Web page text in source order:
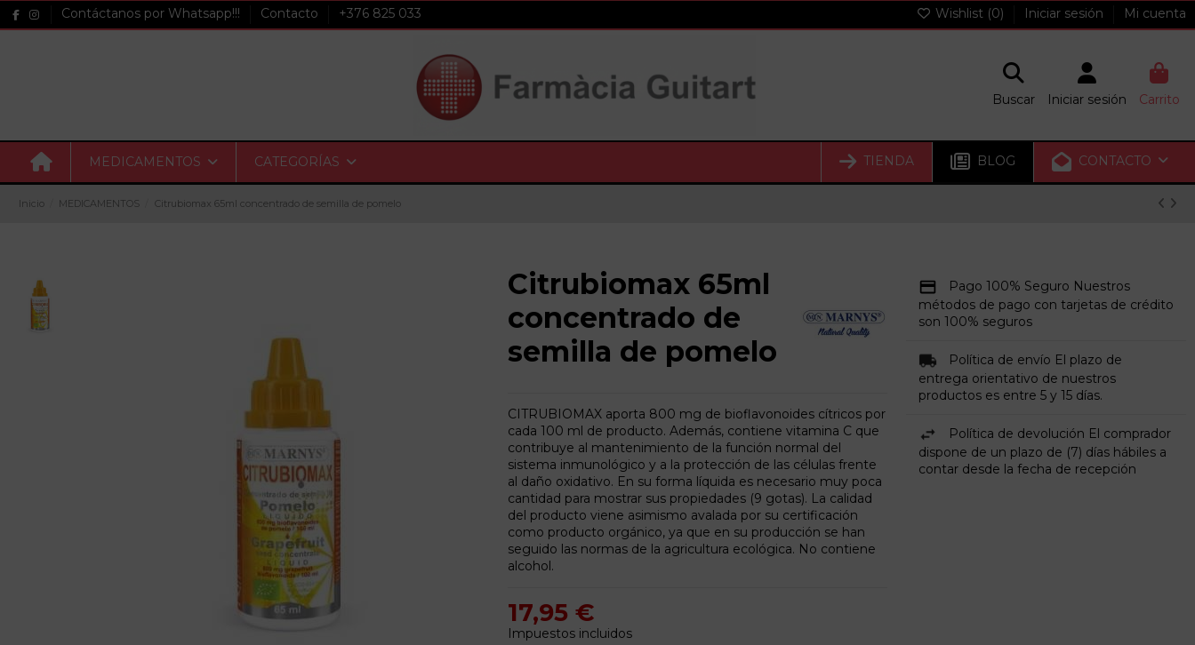
Contáctanos por Whatsapp!!! Contacto +376 825 033 Wishlist (0) Iniciar sesión Mi cuenta
Buscar Iniciar sesión Carrito
MEDICAMENTOS CATEGORÍAS CONTACTO
BLOG
TIENDA
Inicio MEDICAMENTOS Citrubiomax 65ml concentrado de semilla de pomelo
Citrubiomax 65ml
concentrado de
semilla de pomelo
CITRUBIOMAX aporta 800 mg de bioflavonoides cítricos por
cada 100 ml de producto. Además, contiene vitamina C que
contribuye al mantenimiento de la función normal del
sistema inmunológico y a la protección de las células frente
al daño oxidativo. En su forma líquida es necesario muy poca
cantidad para mostrar sus propiedades (9 gotas). La calidad
del producto viene asimismo avalada por su certificación
como producto orgánico, ya que en su producción se han
seguido las normas de la agricultura ecológica. No contiene
alcohol.
17,95 €
Impuestos incluidos
Pago 100% Seguro Nuestros
métodos de pago con tarjetas de crédito
son 100% seguros
Política de envío El plazo de
entrega orientativo de nuestros
productos es entre 5 y 15 días.
Política de devolución El comprador
dispone de un plazo de (7) días hábiles a
contar desde la fecha de recepción